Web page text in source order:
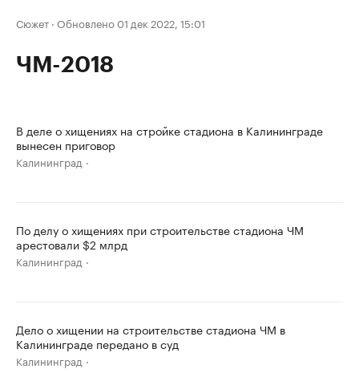
Сюжет · Обновлено 01 дек 2022, 15:01
ЧМ-2018
В деле о хищениях на стройке стадиона в Калининграде
вынесен приговор
Калининград
По делу о хищениях при строительстве стадиона ЧМ
арестовали $2 млрд
Калининград
Дело о хищении на строительстве стадиона ЧМ в
Калининграде передано в суд
Калининград